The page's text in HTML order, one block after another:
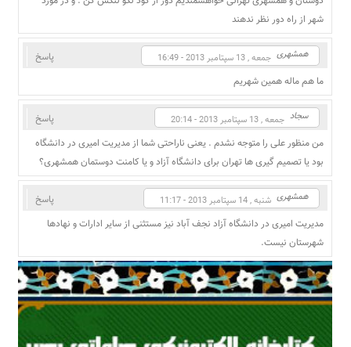
شهر از راه دور نظر ندهند
همشهری جمعه , 13 سپتامبر 2013 - 16:49
پاسخ
ما هم ماله همین شهریم
سجاد جمعه , 13 سپتامبر 2013 - 20:14
پاسخ
من منظور علی را متوجه نشدم . یعنی ناراحتی شما از مدیریت امیری در دانشگاه
بود یا تصمیم گیری ها تهران برای دانشگاه آزاد و یا کامنت دوستمان همشهری؟
همشهری شنبه , 14 سپتامبر 2013 - 11:17
پاسخ
مدیریت امیری در دانشگاه آزاد نجف آباد نیز مستثنی از سایر ادارات و نهادها
شهرستان نیست.